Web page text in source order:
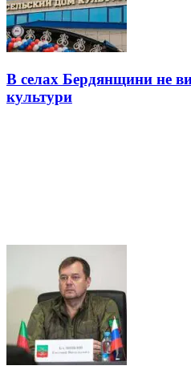
В селах Бердянщини не
культури